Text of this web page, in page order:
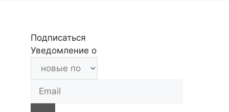
Подписаться
Уведомление о